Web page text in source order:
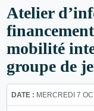
Atelier
mobilité
groupe de
DATE : MERCREDI 7